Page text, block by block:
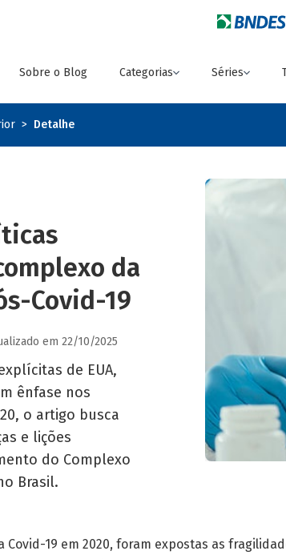
Sobre o Blog Categorias Séries
Detalhe
da
Covid-19
em 22/10/2025
de EUA,
ênfase nos
o artigo busca
e lições
do Complexo
Brasil.
Covid-19 em 2020, foram expostas as